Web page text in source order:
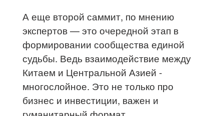
А еще второй саммит, по мнению
экспертов — это очередной этап в
формировании сообщества единой
судьбы. Ведь взаимодействие между
Китаем и Центральной Азией -
многослойное. Это не только про
бизнес и инвестиции, важен и